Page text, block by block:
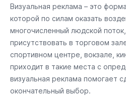
Визуальная реклама – это
которой по силам оказать
многочисленный людской
присутствовать в торговом
спортивном центре, вокзале,
приходит в такие места с
визуальная реклама помогает
окончательный выбор.